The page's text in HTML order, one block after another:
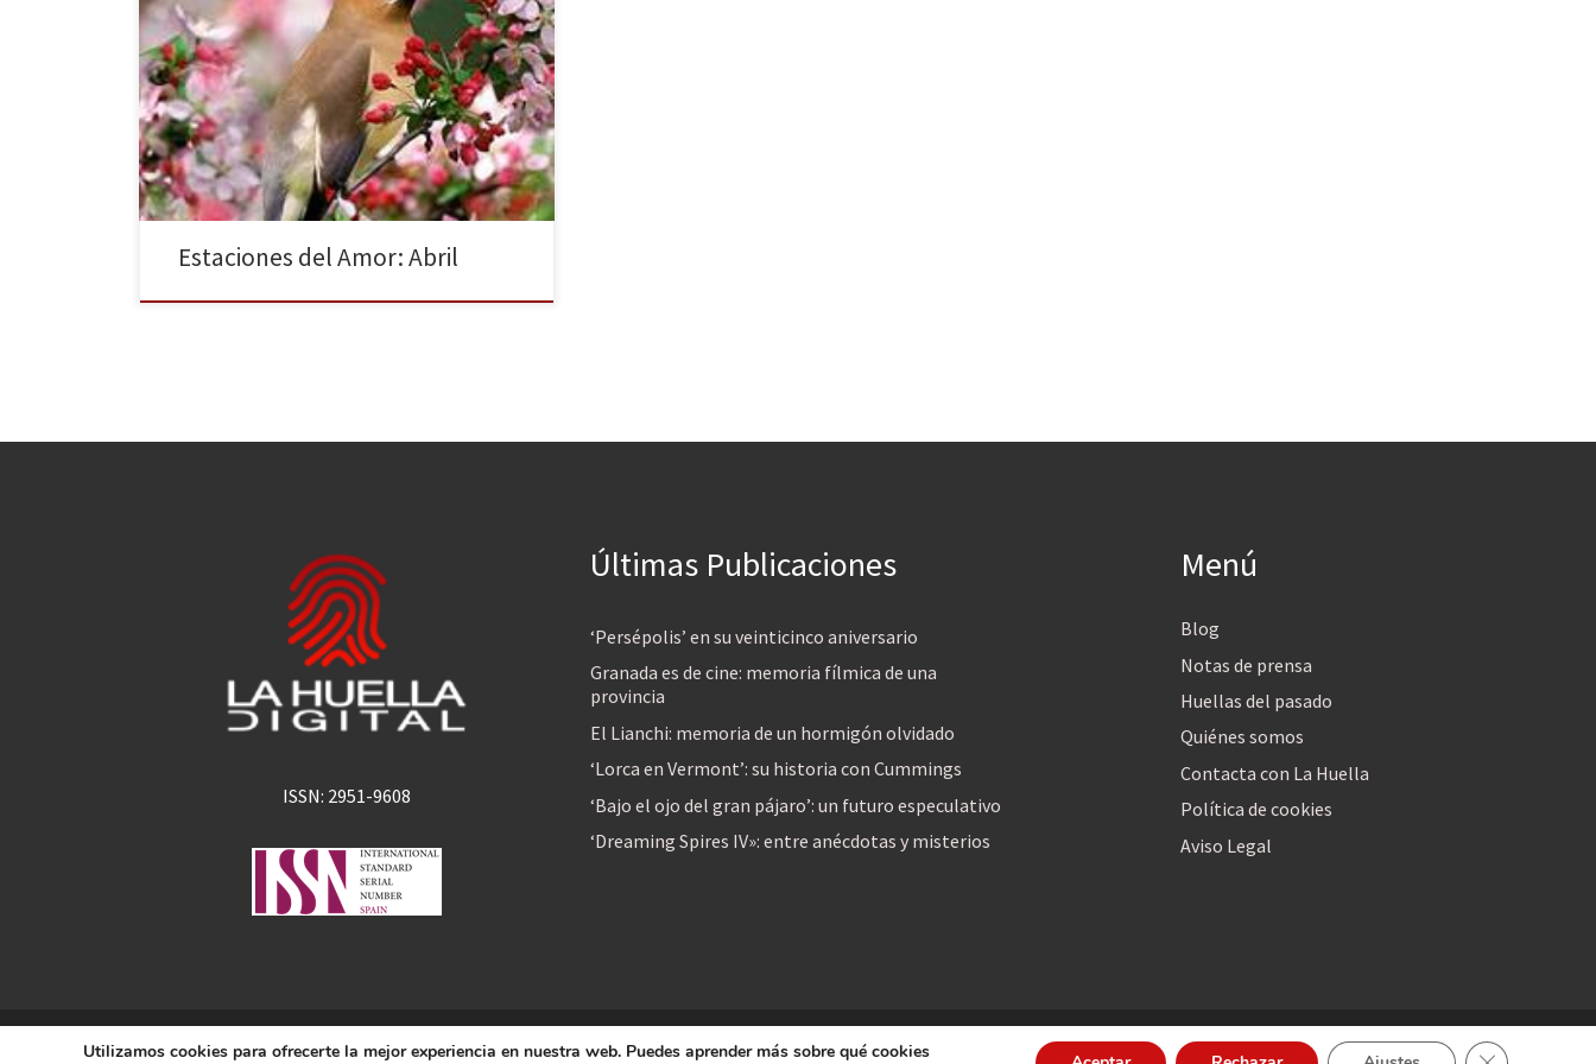
En mi corazón sólo tu abril Mojando mi ser… Aguas mil
Cautivando mi alma sin fin Con tu mirada verde gris Así
eres tú y yo sin ti No imagino ni un día abril Porque has
llegado a mí Para quedarte siempre aquí Estar juntos
siempre así Porque mi amor a […]
Estaciones del Amor: Abril
ISSN: 2951-9608
Últimas Publicaciones
‘Persépolis’ en su veinticinco aniversario
Granada es de cine: memoria fílmica de una
provincia
El Lianchi: memoria de un hormigón olvidado
‘Lorca en Vermont’: su historia con Cummings
‘Bajo el ojo del gran pájaro’: un futuro especulativo
‘Dreaming Spires IV»: entre anécdotas y misterios
Menú
Blog
Notas de prensa
Huellas del pasado
Quiénes somos
Contacta con La Huella
Política de cookies
Aviso Legal
© 2026La Huella Digital– Todos los derechos reservados
Utilizamos cookies para ofrecerte la mejor experiencia en nuestra web. Puedes aprender más sobre qué cookies
Cerrar el